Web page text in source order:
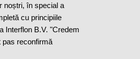
noștri, în special a
cu principiile
Interflon B.V. "Credem
pas reconfirmă